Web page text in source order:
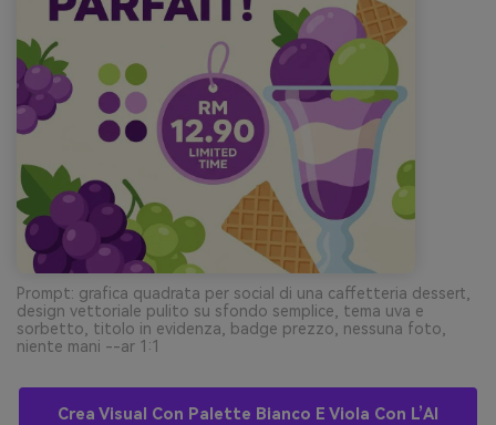
Prompt: grafica quadrata per social di una caffetteria dessert,
design vettoriale pulito su sfondo semplice, tema uva e
sorbetto, titolo in evidenza, badge prezzo, nessuna foto,
niente mani --ar 1:1
Crea Visual Con Palette Bianco E Viola Con L’AI